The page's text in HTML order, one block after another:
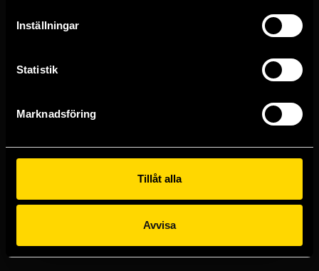
Inställningar
Statistik
Marknadsföring
Tillåt alla
Avvisa
Butiker & kundtjänst
Västerlånggatan 48
Göteborgsbutiken
Kungsgatan 19
Malmöbutiken
582 19 Linköping